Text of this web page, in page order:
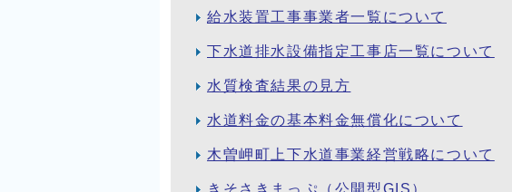
給水装置工事事業者一覧について
下水道排水設備指定工事店一覧について
水質検査結果の見方
水道料金の基本料金無償化について
木曽岬町上下水道事業経営戦略について
きそさきまっぷ（公開型GIS）